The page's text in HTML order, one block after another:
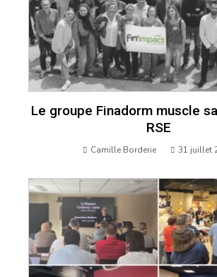
Le groupe Finadorm muscle
RSE
Camille Borderie 31 juillet